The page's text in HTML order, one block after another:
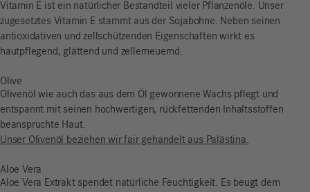
Vitamin E ist ein natürlicher Bestandteil vieler Pflanzenöle. Unser
zugesetztes Vitamin E stammt aus der Sojabohne. Neben seinen
antioxidativen und zellschützenden Eigenschaften wirkt es
hautpflegend, glättend und zellerneuernd.
Olive
Olivenöl wie auch das aus dem Öl gewonnene Wachs pflegt und
entspannt mit seinen hochwertigen, rückfettenden Inhaltsstoffen
beanspruchte Haut.
Unser Olivenöl beziehen wir fair gehandelt aus Palästina.
Aloe Vera
Aloe Vera Extrakt spendet natürliche Feuchtigkeit. Es beugt dem